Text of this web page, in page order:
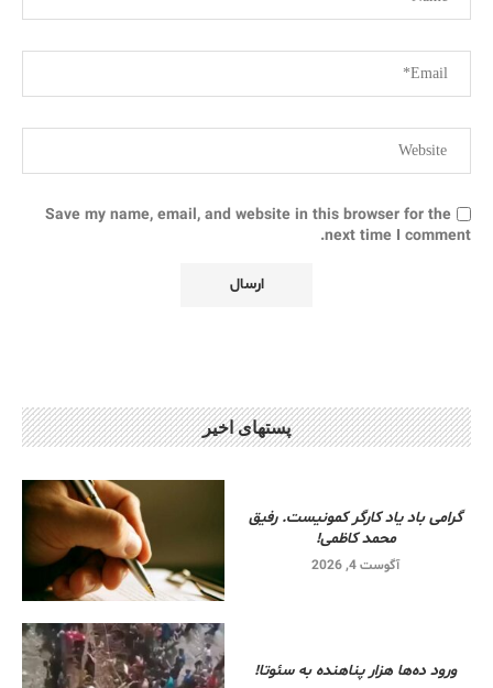
Save my name, email, and website in this browser for the
next time I comment.
پستهای اخیر
گرامی باد یاد کارگر کمونیست. رفیق
محمد کاظمی!
آگوست 4, 2026
ورود ده‌ها هزار پناهنده به سئوتا!